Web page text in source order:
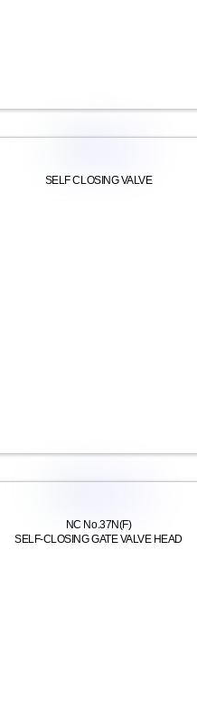
SELF CLOSING VALVE
NC No.37N(F)
SELF-CLOSING GATE VALVE HEAD